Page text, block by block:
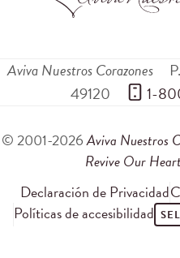
Aviva Nuestros Corazones
49120
1-
© 2001-2026Aviva Nuestros
Revive Our
Declaración de Privacidad
Políticas de accesibilidad